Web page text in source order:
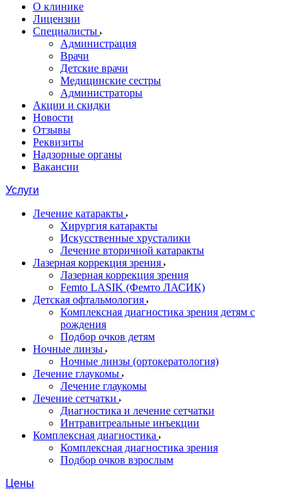
О клинике
Лицензии
Специалисты
Администрация
Врачи
Детские врачи
Медицинские сестры
Администраторы
Акции и скидки
Новости
Отзывы
Реквизиты
Надзорные органы
Вакансии
Услуги
Лечение катаракты
Хирургия катаракты
Искусственные хрусталики
Лечение вторичной катаракты
Лазерная коррекция зрения
Лазерная коррекция зрения
Femto LASIK (Фемто ЛАСИК)
Детская офтальмология
Комплексная диагностика зрения детям c
рождения
Подбор очков детям
Ночные линзы
Ночные линзы (ортокератология)
Лечение глаукомы
Лечение глаукомы
Лечение сетчатки
Диагностика и лечение сетчатки
Интравитреальные инъекции
Комплексная диагностика
Комплексная диагностика зрения
Подбор очков взрослым
Цены